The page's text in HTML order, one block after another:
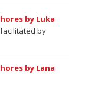
by Luka
by
by Lana